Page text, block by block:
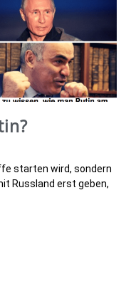
starten wird, sondern
Russland erst geben,